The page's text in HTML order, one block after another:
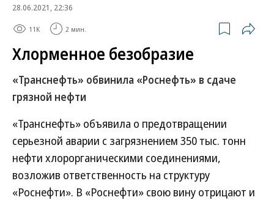
28.06.2021, 22:36
11K 2 мин.
Хлорменное безобразие
«Транснефть» обвинила «Роснефть» в сдаче
грязной нефти
«Транснефть» объявила о предотвращении
серьезной аварии с загрязнением 350 тыс. тонн
нефти хлорорганическими соединениями,
возложив ответственность на структуру
«Роснефти». В «Роснефти» свою вину отрицают и